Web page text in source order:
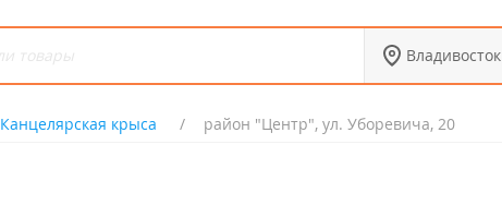
Владивосток
Канцелярская крыса район "Центр", ул. Уборевича, 20